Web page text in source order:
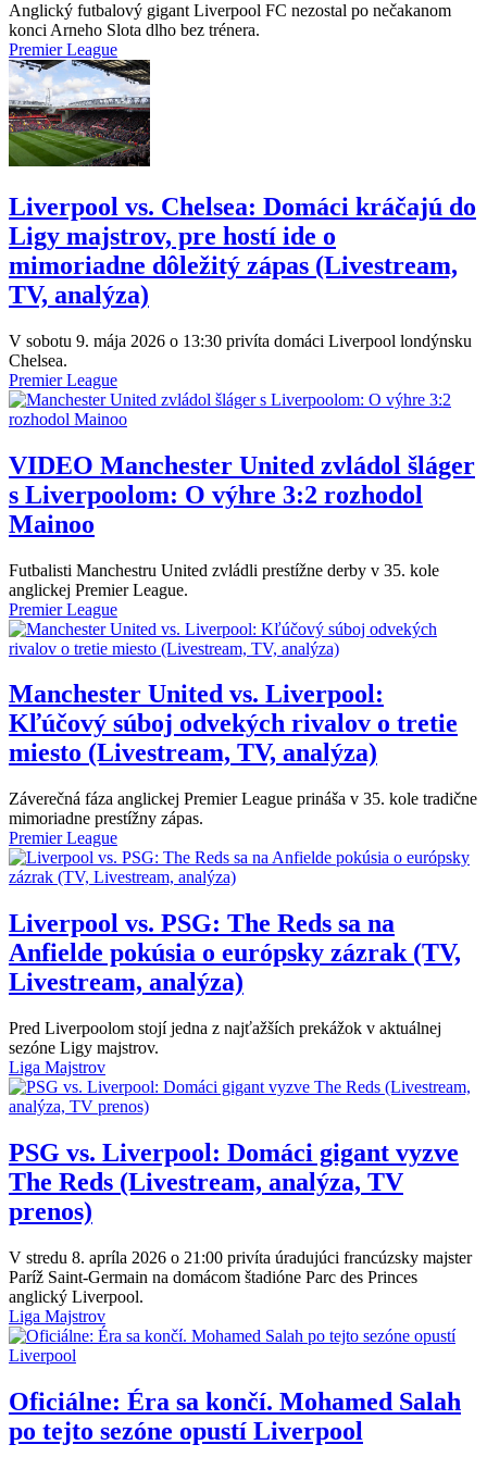
Anglický futbalový gigant Liverpool FC nezostal po nečakanom
konci Arneho Slota dlho bez trénera.
Premier League
Liverpool vs. Chelsea: Domáci kráčajú do
Ligy majstrov, pre hostí ide o
mimoriadne dôležitý zápas (Livestream,
TV, analýza)
V sobotu 9. mája 2026 o 13:30 privíta domáci Liverpool londýnsku
Chelsea.
Premier League
VIDEO Manchester United zvládol šláger
s Liverpoolom: O výhre 3:2 rozhodol
Mainoo
Futbalisti Manchestru United zvládli prestížne derby v 35. kole
anglickej Premier League.
Premier League
Manchester United vs. Liverpool:
Kľúčový súboj odvekých rivalov o tretie
miesto (Livestream, TV, analýza)
Záverečná fáza anglickej Premier League prináša v 35. kole tradične
mimoriadne prestížny zápas.
Premier League
Liverpool vs. PSG: The Reds sa na
Anfielde pokúsia o európsky zázrak (TV,
Livestream, analýza)
Pred Liverpoolom stojí jedna z najťažších prekážok v aktuálnej
sezóne Ligy majstrov.
Liga Majstrov
PSG vs. Liverpool: Domáci gigant vyzve
The Reds (Livestream, analýza, TV
prenos)
V stredu 8. apríla 2026 o 21:00 privíta úradujúci francúzsky majster
Paríž Saint-Germain na domácom štadióne Parc des Princes
anglický Liverpool.
Liga Majstrov
Oficiálne: Éra sa končí. Mohamed Salah
po tejto sezóne opustí Liverpool